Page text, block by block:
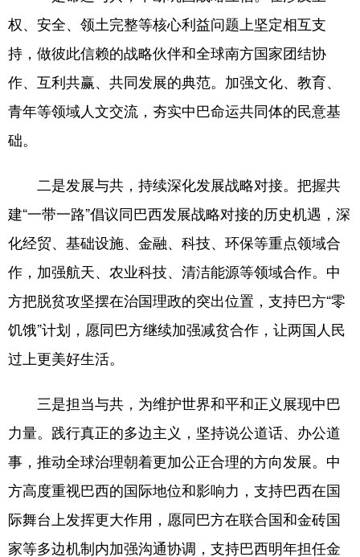
权、安全、领土完整等核心利益问题上坚定相互支
持，做彼此信赖的战略伙伴和全球南方国家团结协
作、互利共赢、共同发展的典范。加强文化、教育、
青年等领域人文交流，夯实中巴命运共同体的民意基
础。
二是发展与共，持续深化发展战略对接。把握共
建“一带一路”倡议同巴西发展战略对接的历史机遇，深
化经贸、基础设施、金融、科技、环保等重点领域合
作，加强航天、农业科技、清洁能源等领域合作。中
方把脱贫攻坚摆在治国理政的突出位置，支持巴方“零
饥饿”计划，愿同巴方继续加强减贫合作，让两国人民
过上更美好生活。
三是担当与共，为维护世界和平和正义展现中巴
力量。践行真正的多边主义，坚持说公道话、办公道
事，推动全球治理朝着更加公正合理的方向发展。中
方高度重视巴西的国际地位和影响力，支持巴西在国
际舞台上发挥更大作用，愿同巴方在联合国和金砖国
家等多边机制内加强沟通协调，支持巴西明年担任金